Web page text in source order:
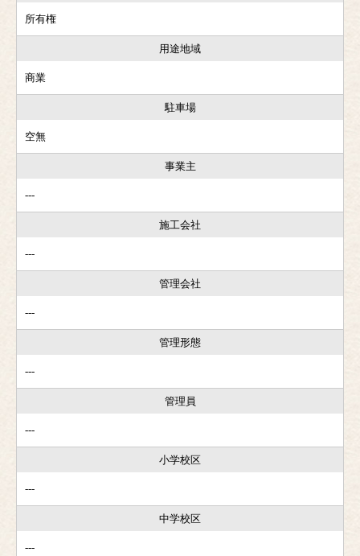
所有権
用途地域
商業
駐車場
空無
事業主
---
施工会社
---
管理会社
---
管理形態
---
管理員
---
小学校区
---
中学校区
---